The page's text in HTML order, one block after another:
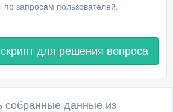
запросам пользователей.
для решения вопроса
собранные данные из